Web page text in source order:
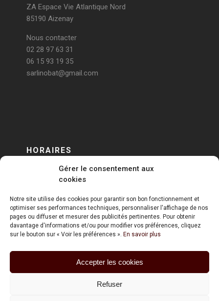
Gérer le consentement aux
cookies
Notre site utilise des cookies pour garantir son bon fonctionnement et
optimiser ses performances techniques, personnaliser l'affichage de nos
pages ou diffuser et mesurer des publicités pertinentes. Pour obtenir
davantage d'informations et/ou pour modifier vos préférences, cliquez
sur le bouton sur « Voir les préférences ». En savoir plus
Accepter les cookies
Refuser
ZA Espace Vie Atlantique Nord
85190 Aizenay
Nous contacter
02 28 97 63 31
06 15 93 19 35
sarlinobat@gmail.com
HORAIRES
DU LUNDI AU VENDREDI